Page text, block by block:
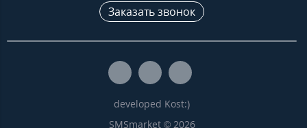
Заказать звонок
SMSmarket © 2026
developed Kost:)